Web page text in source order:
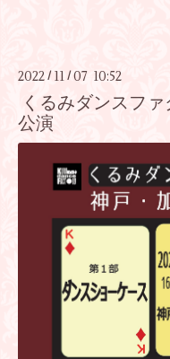
2022 / 11 /07 10:52
くるみダンスフ
公演